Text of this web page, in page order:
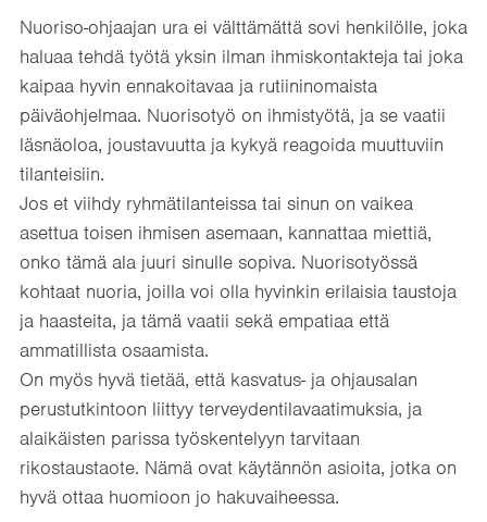
Nuoriso-ohjaajan ura ei välttämättä sovi henkilölle, joka
haluaa tehdä työtä yksin ilman ihmiskontakteja tai joka
kaipaa hyvin ennakoitavaa ja rutiininomaista
päiväohjelmaa. Nuorisotyö on ihmistyötä, ja se vaatii
läsnäoloa, joustavuutta ja kykyä reagoida muuttuviin
tilanteisiin.
Jos et viihdy ryhmätilanteissa tai sinun on vaikea
asettua toisen ihmisen asemaan, kannattaa miettiä,
onko tämä ala juuri sinulle sopiva. Nuorisotyössä
kohtaat nuoria, joilla voi olla hyvinkin erilaisia taustoja
ja haasteita, ja tämä vaatii sekä empatiaa että
ammatillista osaamista.
On myös hyvä tietää, että kasvatus- ja ohjausalan
perustutkintoon liittyy terveydentilavaatimuksia, ja
alaikäisten parissa työskentelyyn tarvitaan
rikostaustaote. Nämä ovat käytännön asioita, jotka on
hyvä ottaa huomioon jo hakuvaiheessa.